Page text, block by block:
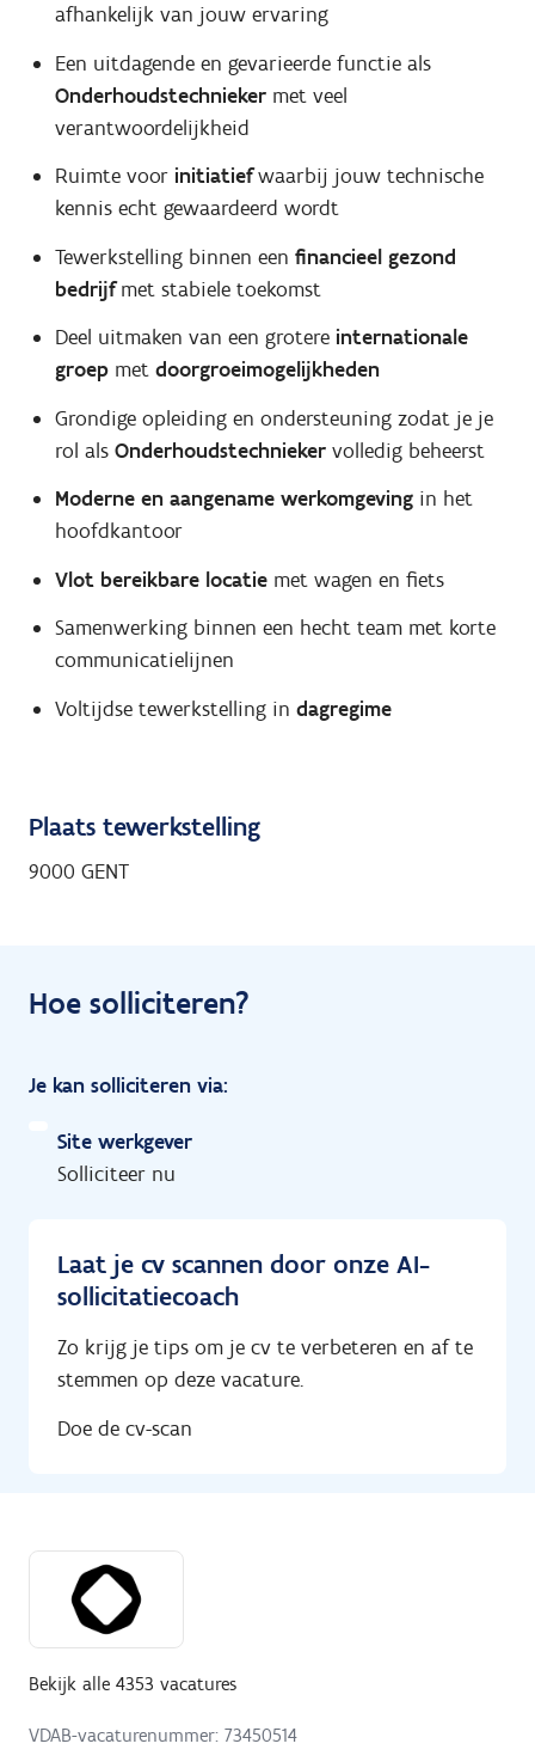
afhankelijk van jouw ervaring
Een uitdagende en gevarieerde functie als
Onderhoudstechniekermet veel
verantwoordelijkheid
Ruimte voor initiatiefwaarbij jouw technische
kennis echt gewaardeerd wordt
Tewerkstelling binnen een financieel gezond
bedrijfmet stabiele toekomst
Deel uitmaken van een grotereinternationale
groep met doorgroeimogelijkheden
Grondige opleiding en ondersteuning zodat je je
rol als Onderhoudstechniekervolledig beheerst
Moderne en aangename werkomgeving in het
hoofdkantoor
Vlot bereikbare locatiemet wagen en fiets
Samenwerking binnen een hecht team met korte
communicatielijnen
Voltijdse tewerkstelling in dagregime
Plaats tewerkstelling
9000 GENT
Hoe solliciteren?
Je kan solliciteren via:
Site werkgever
Solliciteer nu
Laat je cv scannen door onze AI-
sollicitatiecoach
Zo krijg je tips om je cv te verbeteren en af te
stemmen op deze vacature.
Doe de cv-scan
Bekijk alle 4353 vacatures
VDAB-vacaturenummer: 73450514